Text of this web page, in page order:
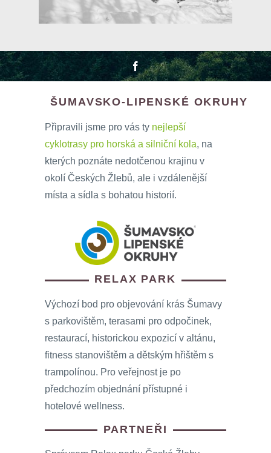
ŠUMAVSKO-LIPENSKÉ OKRUHY
Připravili jsme pro vás ty nejlepší
cyklotrasy pro horská a silniční kola, na
kterých poznáte nedotčenou krajinu v
okolí Českých Žlebů, ale i vzdálenější
místa a sídla s bohatou historií.
RELAX PARK
Výchozí bod pro objevování krás Šumavy
s parkovištěm, terasami pro odpočinek,
restaurací, historickou expozicí v altánu,
fitness stanovištěm a dětským hřištěm s
trampolínou. Pro veřejnost je po
předchozím objednání přístupné i
hotelové wellness.
PARTNEŘI